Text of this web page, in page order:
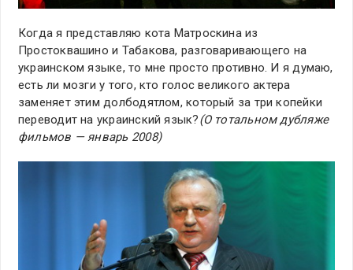
Когда я представляю кота Матроскина из
Простоквашино и Табакова, разговаривающего на
украинском языке, то мне просто противно. И я думаю,
есть ли мозги у того, кто голос великого актера
заменяет этим долбодятлом, который за три копейки
переводит на украинский язык?(О тотальном дубляже
фильмов — январь 2008)